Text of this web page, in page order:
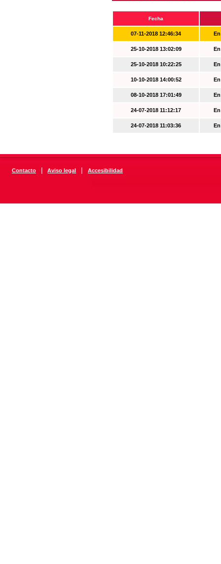
Fecha
07-11-2018 12:46:34
25-10-2018 13:02:09
25-10-2018 10:22:25
10-10-2018 14:00:52
08-10-2018 17:01:49
24-07-2018 11:12:17
24-07-2018 11:03:36
Contacto | Aviso legal | Accesibilidad